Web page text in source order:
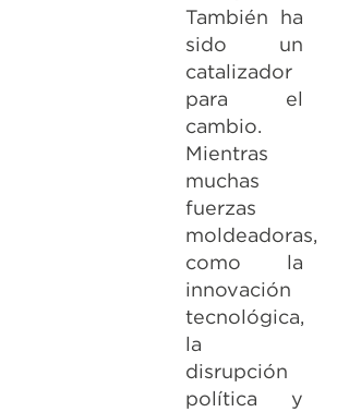
También ha
sido un
catalizador
para el
cambio.
Mientras
muchas
fuerzas
moldeadoras,
como la
innovación
tecnológica,
la
disrupción
política y